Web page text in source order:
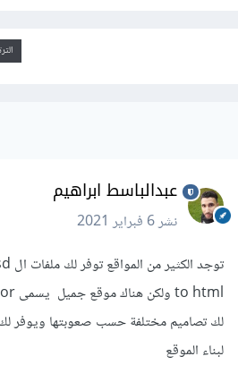
عبدالباسط ابراهيم
نشر6 فبراير 2021
لك تصاميم مختلفة حسب صعوبتها ويوفر لك
لبناء الموقع